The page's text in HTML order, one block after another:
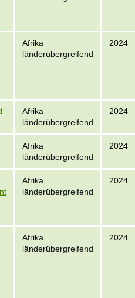
Afrika
länderübergreifend
2024
Afrika
länderübergreifend
2024
Afrika
länderübergreifend
2024
Afrika
länderübergreifend
2024
Afrika
länderübergreifend
2024